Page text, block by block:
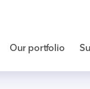
Our portfolio